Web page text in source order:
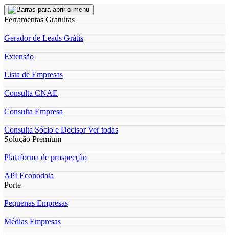
Ferramentas Gratuitas
Gerador de Leads Grátis
Extensão
Lista de Empresas
Consulta CNAE
Consulta Empresa
Consulta Sócio e DecisorVer todas
Solução Premium
Plataforma de prospecção
API Econodata
Porte
Pequenas Empresas
Médias Empresas